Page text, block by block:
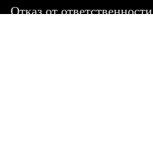
Отказ от ответственности